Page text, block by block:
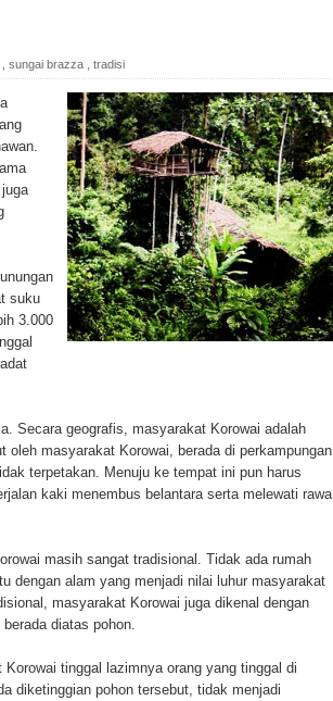
pada Peringatan Hari
Rice Expansion
Makassar
Periksa Saksi dan Kerahkan
sungai brazza tradisi
suku
3.000
Secara geografis, masyarakat Korowai adalah
masyarakat Korowai, berada di perkampungan
terpetakan. Menuju ke tempat ini pun harus
kaki menembus belantara serta melewati rawa
masih sangat tradisional. Tidak ada rumah
dengan alam yang menjadi nilai luhur masyarakat
masyarakat Korowai juga dikenal dengan
diatas pohon.
tinggal lazimnya orang yang tinggal di
diketinggian pohon tersebut, tidak menjadi